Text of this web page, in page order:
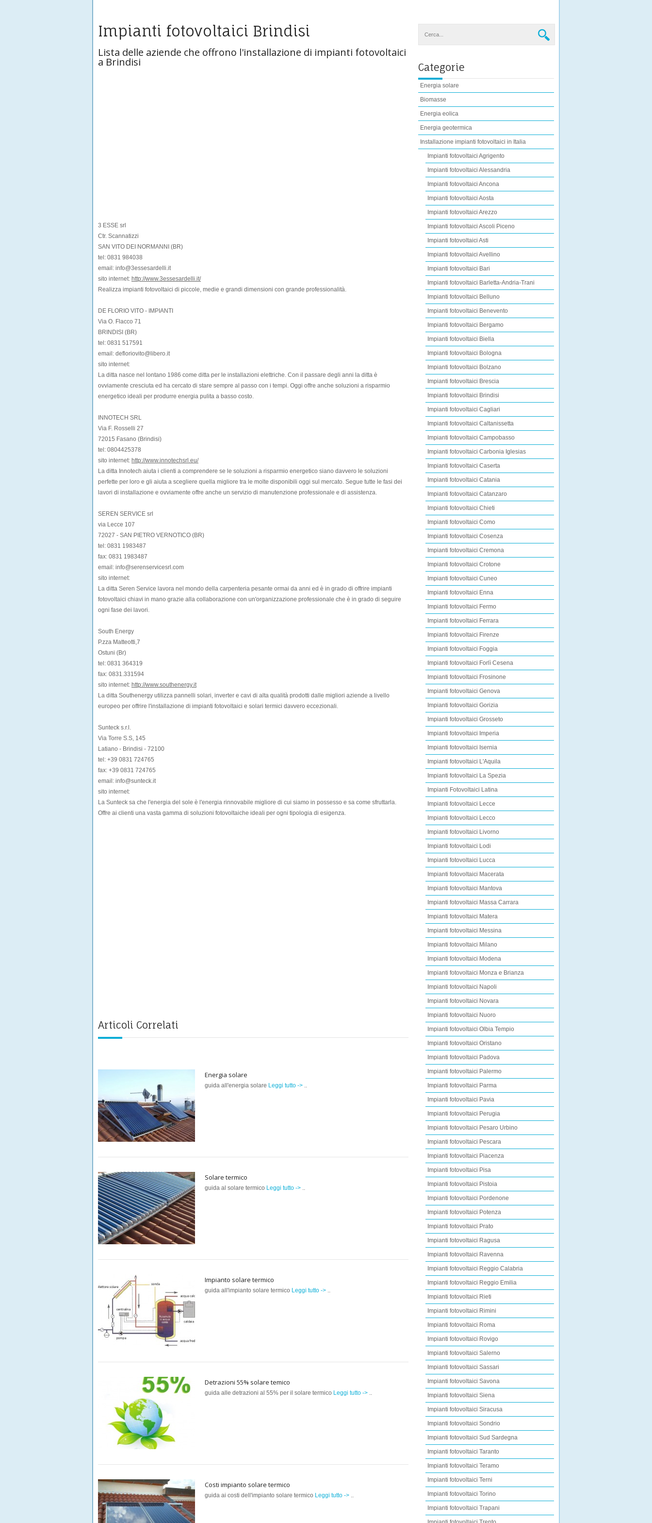
Impianti fotovoltaici Brindisi
Lista delle aziende che offrono l'installazione di impianti fotovoltaici
a Brindisi
3 ESSE srl
Ctr. Scannatizzi
SAN VITO DEI NORMANNI (BR)
tel: 0831 984038
email: info@3essesardelli.it
sito internet: http://www.3essesardelli.it/
Realizza impianti fotovoltaici di piccole, medie e grandi dimensioni con grande professionalità.
DE FLORIO VITO - IMPIANTI
Via O. Flacco 71
BRINDISI (BR)
tel: 0831 517591
email: defloriovito@libero.it
sito internet:
La ditta nasce nel lontano 1986 come ditta per le installazioni elettriche. Con il passare degli anni la ditta è
ovviamente cresciuta ed ha cercato di stare sempre al passo con i tempi. Oggi offre anche soluzioni a risparmio
energetico ideali per produrre energia pulita a basso costo.
INNOTECH SRL
Via F. Rosselli 27
72015 Fasano (Brindisi)
tel: 0804425378
sito internet: http://www.innotechsrl.eu/
La ditta Innotech aiuta i clienti a comprendere se le soluzioni a risparmio energetico siano davvero le soluzioni
perfette per loro e gli aiuta a scegliere quella migliore tra le molte disponibili oggi sul mercato. Segue tutte le fasi dei
lavori di installazione e ovviamente offre anche un servizio di manutenzione professionale e di assistenza.
SEREN SERVICE srl
via Lecce 107
72027 - SAN PIETRO VERNOTICO (BR)
tel: 0831 1983487
fax: 0831 1983487
email: info@serenservicesrl.com
sito internet:
La ditta Seren Service lavora nel mondo della carpenteria pesante ormai da anni ed è in grado di offrire impianti
fotovoltaici chiavi in mano grazie alla collaborazione con un'organizzazione professionale che è in grado di seguire
ogni fase dei lavori.
South Energy
P.zza Matteotti,7
Ostuni (Br)
tel: 0831 364319
fax: 0831.331594
sito internet: http://www.southenergy.it
La ditta Southenergy utilizza pannelli solari, inverter e cavi di alta qualità prodotti dalle migliori aziende a livello
europeo per offrire l'installazione di impianti fotovoltaici e solari termici davvero eccezionali.
Sunteck s.r.l.
Via Torre S.S, 145
Latiano - Brindisi - 72100
tel: +39 0831 724765
fax: +39 0831 724765
email: info@sunteck.it
sito internet:
La Sunteck sa che l'energia del sole è l'energia rinnovabile migliore di cui siamo in possesso e sa come sfruttarla.
Offre ai clienti una vasta gamma di soluzioni fotovoltaiche ideali per ogni tipologia di esigenza.
Articoli Correlati
Energia solare
guida all'energia solare Leggi tutto -> ..
Solare termico
guida al solare termico Leggi tutto -> ..
Impianto solare termico
guida all'impianto solare termico Leggi tutto -> ..
Detrazioni 55% solare temico
guida alle detrazioni al 55% per il solare termico Leggi tutto -> ..
Costi impianto solare termico
guida ai costi dell'impianto solare termico Leggi tutto -> ..
Categorie
Energia solare
Biomasse
Energia eolica
Energia geotermica
Installazione impianti fotovoltaici in Italia
Impianti fotovoltaici Agrigento
Impianti fotovoltaici Alessandria
Impianti fotovoltaici Ancona
Impianti fotovoltaici Aosta
Impianti fotovoltaici Arezzo
Impianti fotovoltaici Ascoli Piceno
Impianti fotovoltaici Asti
Impianti fotovoltaici Avellino
Impianti fotovoltaici Bari
Impianti fotovoltaici Barletta-Andria-Trani
Impianti fotovoltaici Belluno
Impianti fotovoltaici Benevento
Impianti fotovoltaici Bergamo
Impianti fotovoltaici Biella
Impianti fotovoltaici Bologna
Impianti fotovoltaici Bolzano
Impianti fotovoltaici Brescia
Impianti fotovoltaici Brindisi
Impianti fotovoltaici Cagliari
Impianti fotovoltaici Caltanissetta
Impianti fotovoltaici Campobasso
Impianti fotovoltaici Carbonia Iglesias
Impianti fotovoltaici Caserta
Impianti fotovoltaici Catania
Impianti fotovoltaici Catanzaro
Impianti fotovoltaici Chieti
Impianti fotovoltaici Como
Impianti fotovoltaici Cosenza
Impianti fotovoltaici Cremona
Impianti fotovoltaici Crotone
Impianti fotovoltaici Cuneo
Impianti fotovoltaici Enna
Impianti fotovoltaici Fermo
Impianti fotovoltaici Ferrara
Impianti fotovoltaici Firenze
Impianti fotovoltaici Foggia
Impianti fotovoltaici Forlì Cesena
Impianti fotovoltaici Frosinone
Impianti fotovoltaici Genova
Impianti fotovoltaici Gorizia
Impianti fotovoltaici Grosseto
Impianti fotovoltaici Imperia
Impianti fotovoltaici Isernia
Impianti fotovoltaici L'Aquila
Impianti fotovoltaici La Spezia
Impianti Fotovoltaici Latina
Impianti fotovoltaici Lecce
Impianti fotovoltaici Lecco
Impianti fotovoltaici Livorno
Impianti fotovoltaici Lodi
Impianti fotovoltaici Lucca
Impianti fotovoltaici Macerata
Impianti fotovoltaici Mantova
Impianti fotovoltaici Massa Carrara
Impianti fotovoltaici Matera
Impianti fotovoltaici Messina
Impianti fotovoltaici Milano
Impianti fotovoltaici Modena
Impianti fotovoltaici Monza e Brianza
Impianti fotovoltaici Napoli
Impianti fotovoltaici Novara
Impianti fotovoltaici Nuoro
Impianti fotovoltaici Olbia Tempio
Impianti fotovoltaici Oristano
Impianti fotovoltaici Padova
Impianti fotovoltaici Palermo
Impianti fotovoltaici Parma
Impianti fotovoltaici Pavia
Impianti fotovoltaici Perugia
Impianti fotovoltaici Pesaro Urbino
Impianti fotovoltaici Pescara
Impianti fotovoltaici Piacenza
Impianti fotovoltaici Pisa
Impianti fotovoltaici Pistoia
Impianti fotovoltaici Pordenone
Impianti fotovoltaici Potenza
Impianti fotovoltaici Prato
Impianti fotovoltaici Ragusa
Impianti fotovoltaici Ravenna
Impianti fotovoltaici Reggio Calabria
Impianti fotovoltaici Reggio Emilia
Impianti fotovoltaici Rieti
Impianti fotovoltaici Rimini
Impianti fotovoltaici Roma
Impianti fotovoltaici Rovigo
Impianti fotovoltaici Salerno
Impianti fotovoltaici Sassari
Impianti fotovoltaici Savona
Impianti fotovoltaici Siena
Impianti fotovoltaici Siracusa
Impianti fotovoltaici Sondrio
Impianti fotovoltaici Sud Sardegna
Impianti fotovoltaici Taranto
Impianti fotovoltaici Teramo
Impianti fotovoltaici Terni
Impianti fotovoltaici Torino
Impianti fotovoltaici Trapani